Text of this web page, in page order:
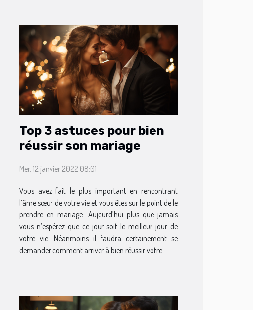
Top 3 astuces pour bien
réussir son mariage
Mer. 12 janvier 2022 08:01
Vous avez fait le plus important en rencontrant
l’âme sœur de votre vie et vous êtes sur le point de le
prendre en mariage. Aujourd’hui plus que jamais
vous n’espérez que ce jour soit le meilleur jour de
votre vie. Néanmoins il faudra certainement se
demander comment arriver à bien réussir votre...